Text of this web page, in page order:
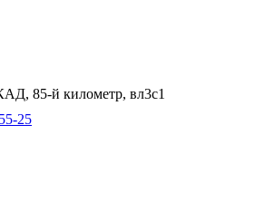
85-й километр, вл3с1
25